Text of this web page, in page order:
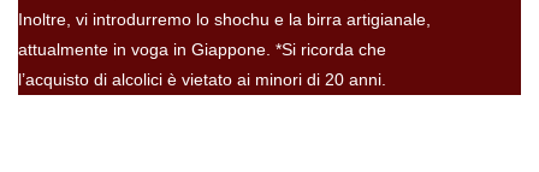
Inoltre, vi introdurremo lo shochu e la birra artigianale,
attualmente in voga in Giappone. *Si ricorda che
l’acquisto di alcolici è vietato ai minori di 20 anni.